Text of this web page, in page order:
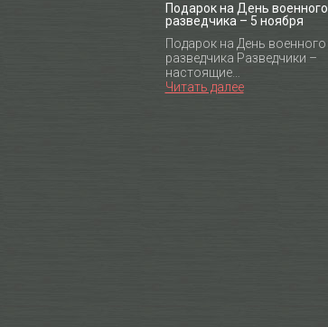
Подарок на День военного
разведчика – 5 ноября
Подарок на День военного
разведчика Разведчики –
настоящие…
Читать далее